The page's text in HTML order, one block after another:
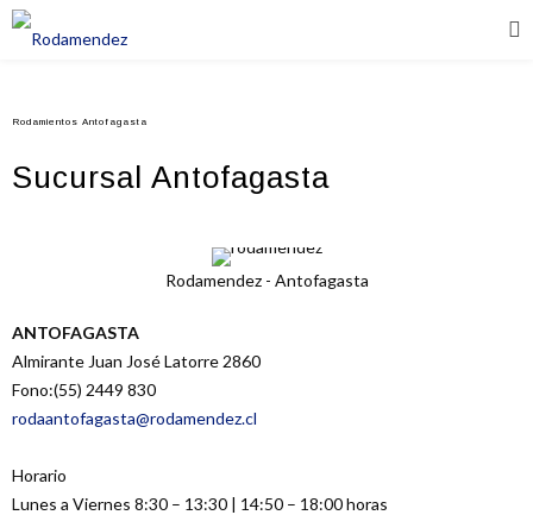
Rodamientos Antofagasta
Sucursal Antofagasta
Rodamendez - Antofagasta
ANTOFAGASTA
Almirante Juan José Latorre 2860
Fono:(55) 2449 830
rodaantofagasta@rodamendez.cl
Horario
Lunes a Viernes 8:30 – 13:30 | 14:50 – 18:00 horas